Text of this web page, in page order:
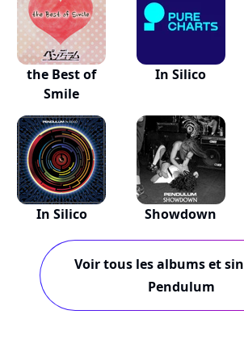
the Best of
Smile
In Silico
In Silico Showdown
Voir tous les albums et
Pendulum